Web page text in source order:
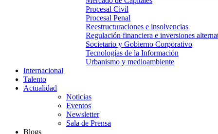
Procesal Civil
Procesal Penal
Reestructuraciones e insolvencias
Regulación financiera e inversiones
Societario y Gobierno Corporativo
Tecnologías de la Información
Urbanismo y medioambiente
Internacional
Talento
Actualidad
Noticias
Eventos
Newsletter
Sala de Prensa
Blogs